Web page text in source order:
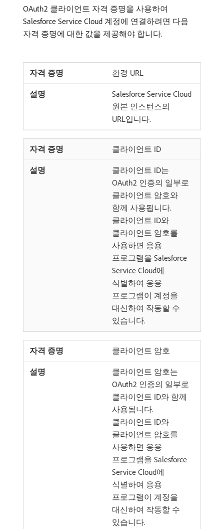
OAuth2 클라이언트 자격 증명을 사용하여
Salesforce Service Cloud 계정에 연결하려면 다음
자격 증명에 대한 값을 제공해야 합니다.
환경 URL
Salesforce Service Cloud
원본 인스턴스의
URL입니다.
클라이언트 ID
클라이언트 ID는
OAuth2 인증의 일부로
클라이언트 암호와
함께 사용됩니다.
클라이언트 ID와
클라이언트 암호를
사용하면 응용
프로그램을 Salesforce
Service Cloud에
식별하여 응용
프로그램이 계정을
대신하여 작동할 수
있습니다.
클라이언트 암호
클라이언트 암호는
OAuth2 인증의 일부로
클라이언트 ID와 함께
사용됩니다.
클라이언트 ID와
클라이언트 암호를
사용하면 응용
프로그램을 Salesforce
Service Cloud에
식별하여 응용
프로그램이 계정을
대신하여 작동할 수
있습니다.